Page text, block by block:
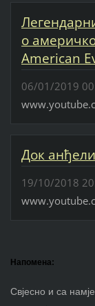
о
American
06/01/2019
Док
19/10/2018
Напомена:
Свјесно и са